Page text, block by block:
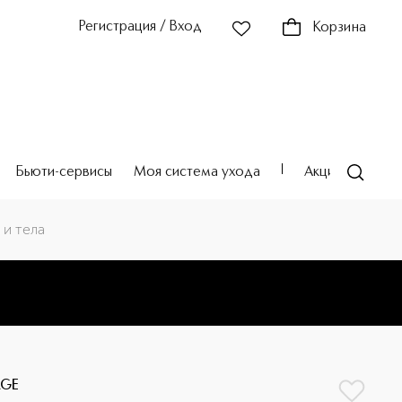
Регистрация / Вход Корзина
Бьюти-сервисы Моя система ухода Акции
тела